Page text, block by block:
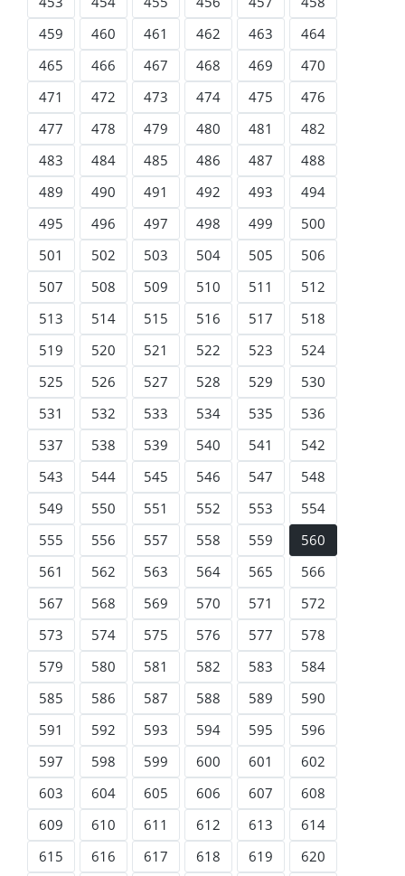
459
460 461 462 463
464
465
466 467 468 469
470
471
472 473 474 475
476
477
478 479 480 481
482
483
484 485 486 487
488
489
490 491 492 493
494
495
496 497 498 499
500
501
502 503 504 505
506
507
508 509 510 511
512
513
514 515 516 517
518
519
520 521 522 523
524
525
526 527 528 529
530
531
532 533 534 535
536
537
538 539 540 541
542
543
544 545 546 547
548
549
550 551 552 553
554
555
556 557 558 559
560
561
562 563 564 565
566
567
568 569 570 571
572
573
574 575 576 577
578
579
580 581 582 583
584
585
586 587 588 589
590
591
592 593 594 595
596
597
598 599 600 601
602
603
604 605 606 607
608
609
610 611 612 613
614
615
616 617 618 619
620